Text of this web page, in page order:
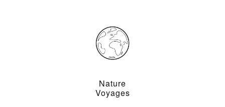
Nature
Voyages